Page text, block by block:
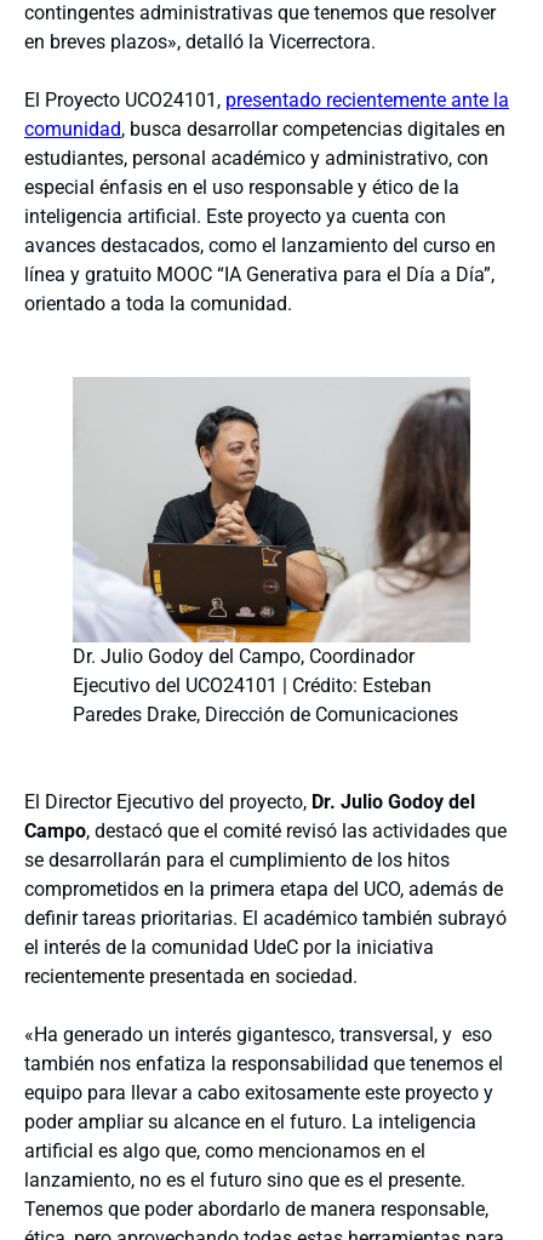
contingentes administrativas que tenemos que resolver
en breves plazos», detalló la Vicerrectora.
El Proyecto UCO24101, presentado recientemente ante la
comunidad, busca desarrollar competencias digitales en
estudiantes, personal académico y administrativo, con
especial énfasis en el uso responsable y ético de la
inteligencia artificial. Este proyecto ya cuenta con
avances destacados, como el lanzamiento del curso en
línea y gratuito MOOC “IA Generativa para el Día a Día”,
orientado a toda la comunidad.
Dr. Julio Godoy del Campo, Coordinador
Ejecutivo del UCO24101 | Crédito: Esteban
Paredes Drake, Dirección de Comunicaciones
El Director Ejecutivo del proyecto, Dr. Julio Godoy del
Campo, destacó que el comité revisó las actividades que
se desarrollarán para el cumplimiento de los hitos
comprometidos en la primera etapa del UCO, además de
definir tareas prioritarias. El académico también subrayó
el interés de la comunidad UdeC por la iniciativa
recientemente presentada en sociedad.
«Ha generado un interés gigantesco, transversal, y eso
también nos enfatiza la responsabilidad que tenemos el
equipo para llevar a cabo exitosamente este proyecto y
poder ampliar su alcance en el futuro. La inteligencia
artificial es algo que, como mencionamos en el
lanzamiento, no es el futuro sino que es el presente.
Tenemos que poder abordarlo de manera responsable,